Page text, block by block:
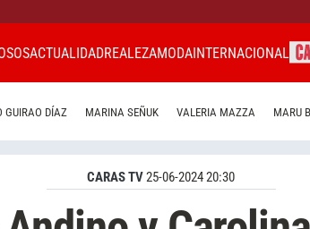
ACTUALIDADREALEZAMODAINTERNACIONAL
GUIRAO DÍAZ MARINA SEÑUK VALERIA MAZZA MARU
CARAS TV25-06-2024 20:30